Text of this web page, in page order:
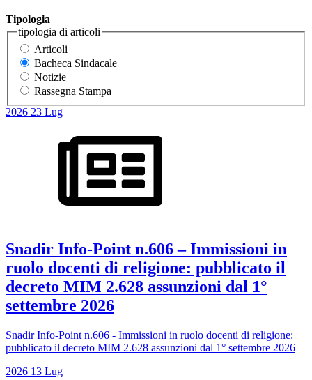
Tipologia
tipologia di articoli
Articoli
Bacheca Sindacale
Notizie
Rassegna Stampa
2026 23 Lug
Snadir Info-Point n.606 – Immissioni in
ruolo docenti di religione: pubblicato il
decreto MIM 2.628 assunzioni dal 1°
settembre 2026
Snadir Info-Point n.606 - Immissioni in ruolo docenti di religione:
pubblicato il decreto MIM 2.628 assunzioni dal 1° settembre 2026
2026 13 Lug